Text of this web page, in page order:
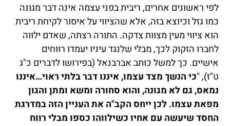
לפי ראשונים אחרים, ריבית בפני עצמה אינה דבר מגונה
כמו גזל וכיוצא בזה, אלא שהציווי על איסור לקיחת ריבית
הוא ציווי מעין מצוות צדקה. התורה רצתה, שאדם ילווה
לחברו הזקוק לכך, מבלי שלנגד עיניו יעמדו רווחים
אישיים. כך למשל כותב אברבנאל (בפירושו לדברים כ"ג
ט"ז), "כי הנשך מצד עצמו, איננו דבר בלתי ראוי…איננו
נמאס, גם לא מגונה, והוא סחורה ומשא ומתן והגון
מפאת עצמו. לכן ייחס הקב"ה את העניין הזה במדרגת
החסד שיעשה עם אחיו כשילווהו כספו מבלי רווח